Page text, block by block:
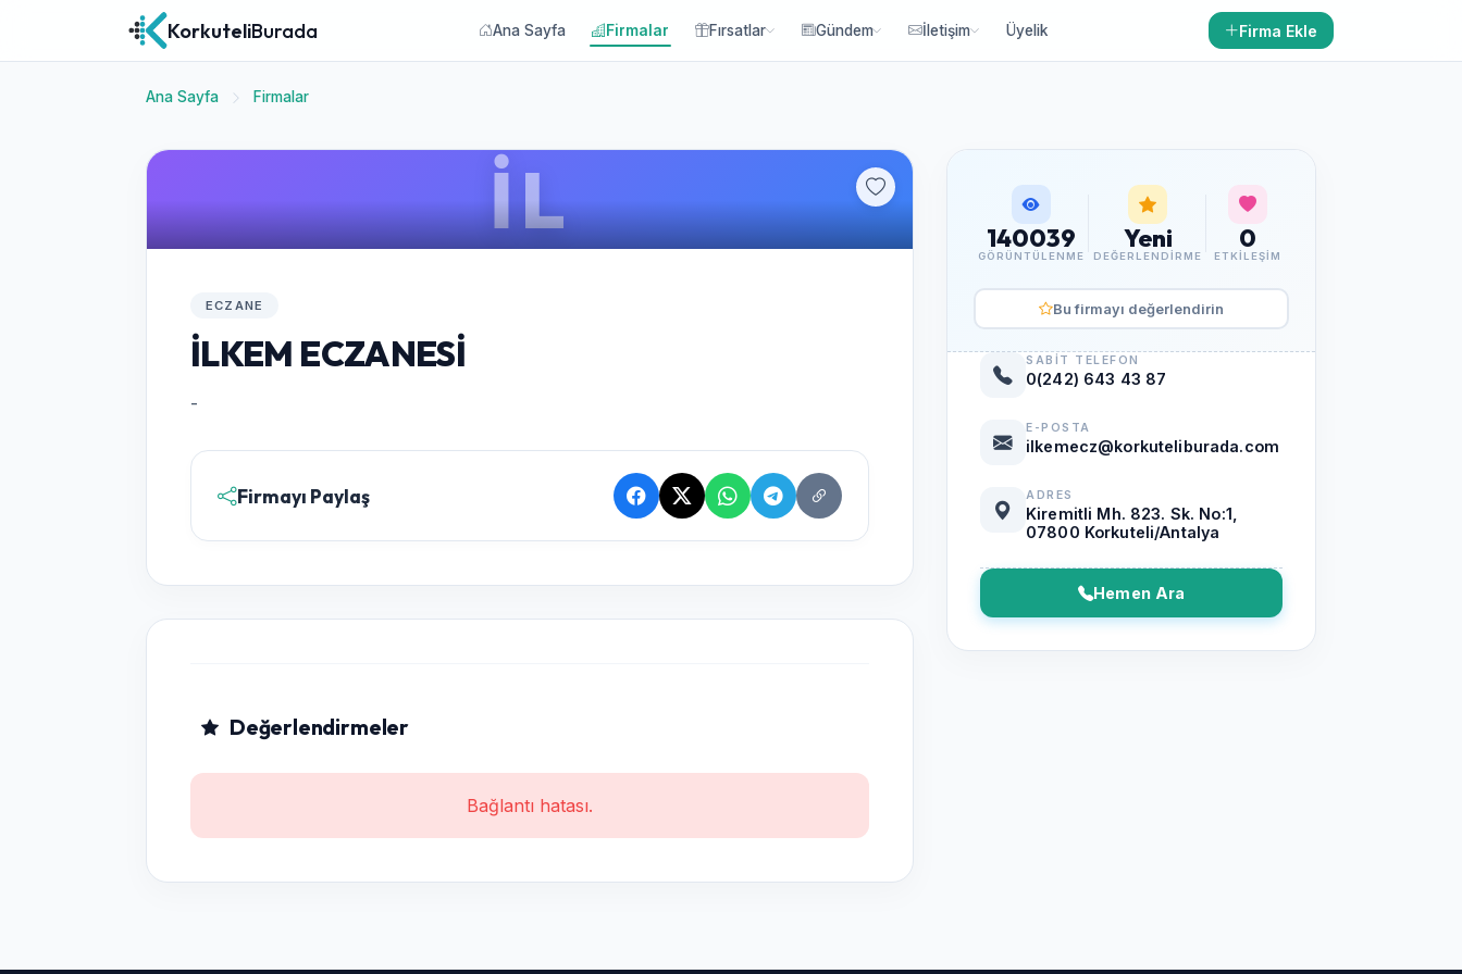
KorkuteliBurada Ana Sayfa Firmalar Fırsatlar Gündem İletişim Üyelik Firma Ekle
Ana Sayfa Firmalar
İL
ECZANE
İLKEM ECZANESİ
-
Firmayı Paylaş
Değerlendirmeler
Bağlantı hatası.
140039
GÖRÜNTÜLENME
Yeni
DEĞERLENDIRME
0
ETKILEŞIM
Bu firmayı değerlendirin
SABIT TELEFON
0(242) 643 43 87
E-POSTA
ilkemecz@korkuteliburada.com
ADRES
Kiremitli Mh. 823. Sk. No:1,
07800 Korkuteli/Antalya
Hemen Ara